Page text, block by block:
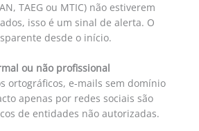
TAEG ou MTIC) não estiverem
isso é um sinal de alerta. O
desde o início.
ou não profissional
ortográficos, e-mails sem domínio
apenas por redes sociais são
de entidades não autorizadas.